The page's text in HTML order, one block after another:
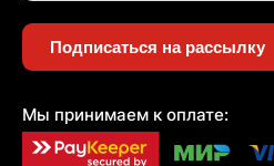
Подписаться на рассылку
Мы принимаем к оплате: